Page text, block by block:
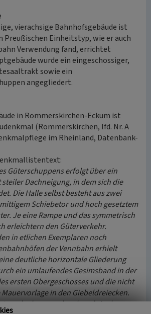
vierachsige Bahnhofsgebäude ist
Preußischen Einheitstyp, wie er auch
Verwendung fand, errichtet
wurde ein eingeschossiger,
sowie ein
angegliedert.
in Rommerskirchen-Eckum ist
(Rommerskirchen, lfd. Nr. A
im Rheinland, Datenbank-
Güterschuppens erfolgt über ein
Dachneigung, in dem sich die
Die Halle selbst besteht aus zwei
Schiebetor und hoch gesetztem
Je eine Rampe und das symmetrisch
erleichtern den Güterverkehr.
in etlichen Exemplaren noch
der Vennbahn erhielt
deutliche horizontale Gliederung
ein umlaufendes Gesimsband in der
ersten Obergeschosses und die nicht
in den Giebeldreiecken.
wurden damals in der